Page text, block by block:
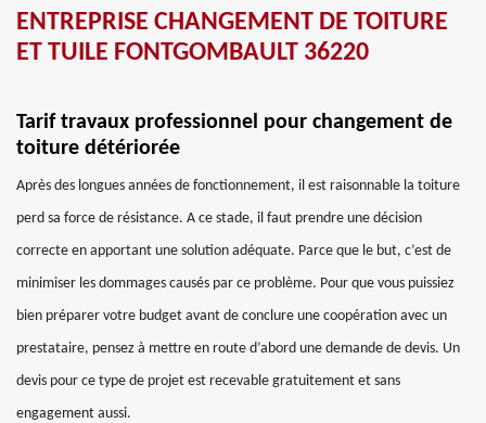
ENTREPRISE CHANGEMENT DE TOITURE
ET TUILE FONTGOMBAULT 36220
Tarif travaux professionnel pour changement de
toiture détériorée
Après des longues années de fonctionnement, il est raisonnable la toiture
perd sa force de résistance. A ce stade, il faut prendre une décision
correcte en apportant une solution adéquate. Parce que le but, c’est de
minimiser les dommages causés par ce problème. Pour que vous puissiez
bien préparer votre budget avant de conclure une coopération avec un
prestataire, pensez à mettre en route d’abord une demande de devis. Un
devis pour ce type de projet est recevable gratuitement et sans
engagement aussi.